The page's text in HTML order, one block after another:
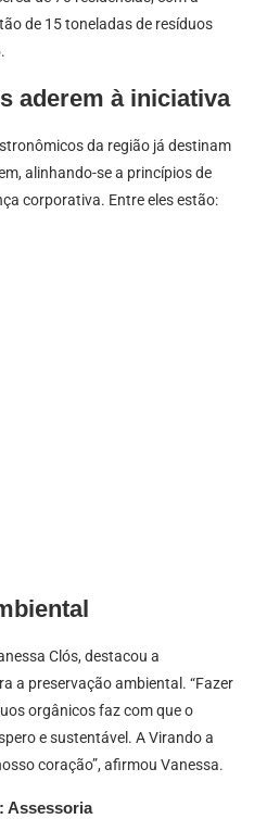
de 15 toneladas de resíduos
aderem à iniciativa
da região já destinam
alinhando-se a princípios de
corporativa. Entre eles estão:
Clós, destacou a
a preservação ambiental. “Fazer
orgânicos faz com que o
e sustentável. A Virando a
coração”, afirmou Vanessa.
Assessoria